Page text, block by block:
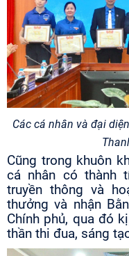
Các cá nhân và đại
Cũng trong khuôn
cá nhân có thành
truyền thông và
thưởng và nhận
Chính phủ, qua đó
thần thi đua, sáng